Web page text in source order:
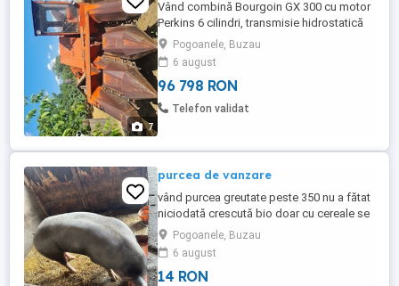
7
Vând combină Bourgoin GX 300 cu motor
Perkins 6 cilindri, transmisie hidrostatică
dotată cu tocător, regim de lucru trei
rânduri, cu buncăr de trei tone, în perfectă
stare de funcționare.
Pogoanele, Buzau
6 august
96 798 RON
Telefon validat
purcea de vanzare
vând purcea greutate peste 350 nu a fătat
niciodată crescută bio doar cu cereale se
vinde și sferturi preț :14 lei kg
Pogoanele, Buzau
6 august
14 RON